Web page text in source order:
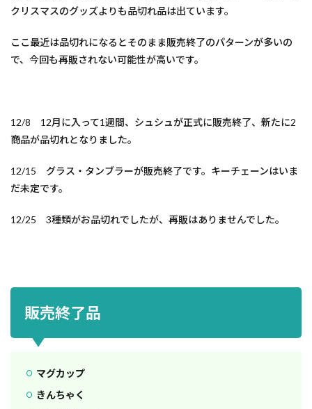
クリスマスのグッズよりも品切れ品は出ています。
ここ最近は品切れになるとそのまま販売終了のパターンが多いの
で、今回も再販されない可能性が高いです。
12/8 12月に入って1週間、シュシュが正式に販売終了、新たに2
商品が品切れとなりました。
12/15 グラス・タンブラーが販売終了です。キーチェーンはいま
だ未定です。
12/25 3種類がお品切れでしたが、再販はありませんでした。
販売終了品
マグカップ
きんちゃく